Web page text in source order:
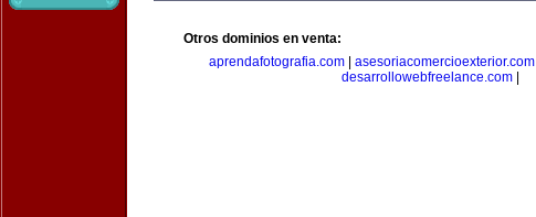
Otros dominios en venta:
aprendafotografia.com
asesoriacomercioexterior.com
desarrollowebfreelance.com|